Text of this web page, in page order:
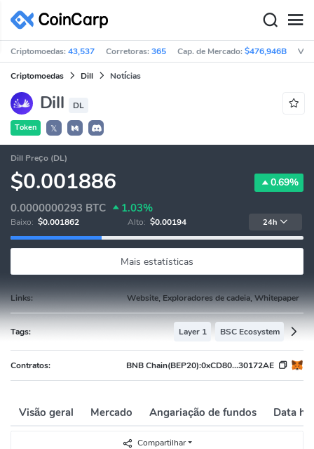
Criptomoedas:43,537 Corretoras:365 Cap. de Mercado:$476,946B Vol
Criptomoedas Dill Notícias
Dill DL
Token 𝕏
Dill Preço (DL)
$0.001886 0.69%
0.0000000293 BTC 1.03%
Baixo: $0.001862 Alto: $0.00194 24h
Mais estatísticas
Links: Website, Exploradores de cadeia, Whitepaper
Tags: Layer 1 BSC Ecosystem
Contratos: BNB Chain(BEP20):0xCD80...30172AE
Visão geral Mercado Angariação de fundos Data
Compartilhar